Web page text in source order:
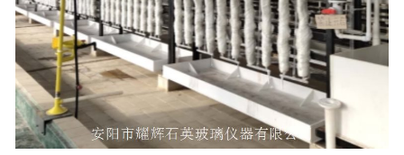
- 福建大型一拖二石英玻璃硫酸提纯
设备
福建石英玻璃盐酸提纯设备